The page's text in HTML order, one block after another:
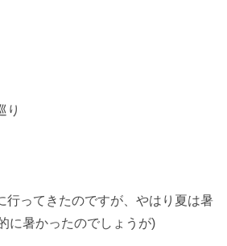
り
行ってきたのですが、やはり夏は暑
に暑かったのでしょうが)